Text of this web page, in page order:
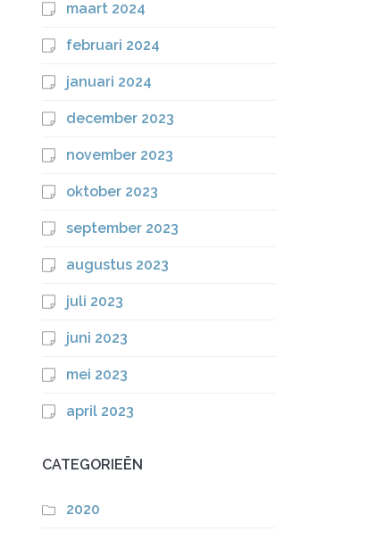
maart 2024
februari 2024
januari 2024
december 2023
november 2023
oktober 2023
september 2023
augustus 2023
juli 2023
juni 2023
mei 2023
april 2023
CATEGORIEËN
2020